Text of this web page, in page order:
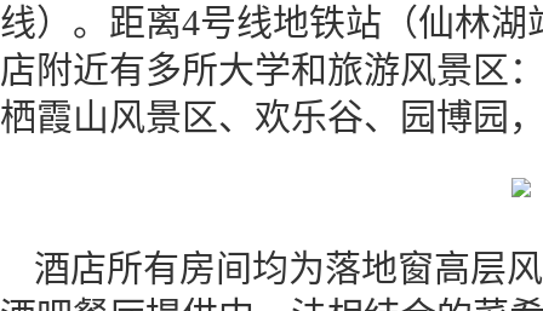
线）。距离4号线地铁站（仙林
店附近有多所大学和旅游风景区
栖霞山风景区、欢乐谷、园博园
酒店所有房间均为落地窗高层